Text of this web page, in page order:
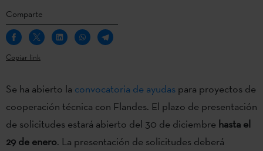
Comparte
Copiar link
Se ha abierto la convocatoria de ayudas para proyectos de
cooperación técnica con Flandes. El plazo de presentación
de solicitudes estará abierto del 30 de diciembre hasta el
29 de enero. La presentación de solicitudes deberá